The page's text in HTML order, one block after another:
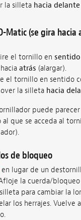
la silleta hacia delante
Matic (se gira hacia
el tornillo en
atrás (alargar).
el tornillo en sentido
la silleta hacia
puede
que se acceda al
de bloqueo
en lugar de un
la cuerda/bloqueo
para cambiar la
los herrajes. Vuelve